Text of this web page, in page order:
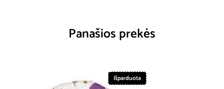
Panašios prekės
Išparduota